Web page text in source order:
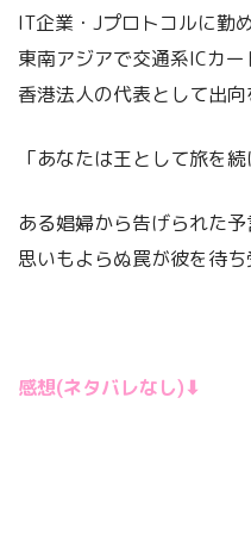
IT企業・Jプロトコルに勤
東南アジアで交通系ICカ
香港法人の代表として出向
「あなたは王として旅を
ある娼婦から告げられた予
思いもよらぬ罠が彼を待ち
感想(ネタバレなし)⬇︎